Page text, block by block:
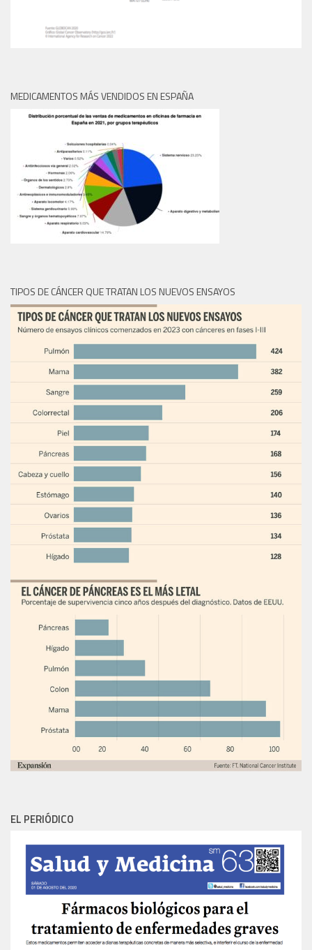
MEDICAMENTOS MÁS VENDIDOS EN ESPAÑA
TIPOS DE CÁNCER QUE TRATAN LOS NUEVOS ENSAYOS
EL PERIÓDICO